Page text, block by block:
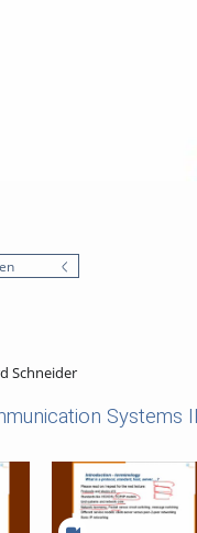
Schneider
Systems